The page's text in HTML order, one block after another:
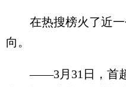
在热搜榜火了近一
向。
——3月31日，首趟